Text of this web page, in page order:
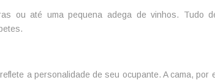
ou até uma pequena adega de vinhos. Tudo
a personalidade de seu ocupante. A cama,